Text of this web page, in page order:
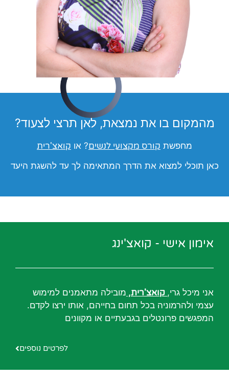
מהמקום בו את נמצאת, לאן תרצי לצעוד?
מחפשת קורס מקצועי לנשים? או קואצ'רית
כאן תוכלי למצוא את הדרך המתאימה לך עד להשגת היעד
אימון אישי - קואצ'ינג
אני מיכל גרי, קואצ'רית, מובילה מתאמנים למימוש
עצמי ולהרמוניה בכל תחום בחייהם, אותו ירצו לקדם.
המפגשים פרונטלים בגבעתיים או מקוונים
לפרטים נוספים